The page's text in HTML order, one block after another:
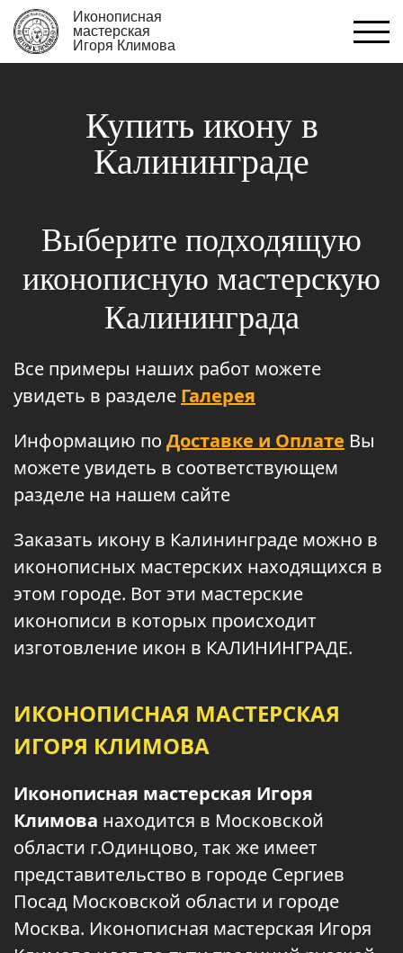
Иконописная
мастерская
Игоря Климова
Купить икону в
Калининграде
Выберите подходящую
иконописную мастерскую
Калининграда
Все примеры наших работ можете
увидеть в разделе Галерея
Информацию по Доставке и Оплате Вы
можете увидеть в соответствующем
разделе на нашем сайте
Заказать икону в Калининграде можно в
иконописных мастерских находящихся в
этом городе. Вот эти мастерские
иконописи в которых происходит
изготовление икон в КАЛИНИНГРАДЕ.
ИКОНОПИСНАЯ МАСТЕРСКАЯ
ИГОРЯ КЛИМОВА
Иконописная мастерская Игоря
Климова находится в Московской
области г.Одинцово, так же имеет
представительство в городе Сергиев
Посад Московской области и городе
Москва. Иконописная мастерская Игоря